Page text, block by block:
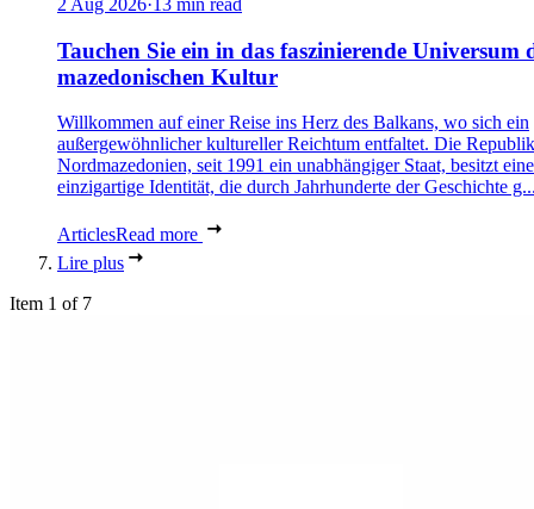
2 Aug 2026·13 min read
Tauchen Sie ein in das faszinierende Universum
mazedonischen Kultur
Willkommen auf einer Reise ins Herz des Balkans, wo sich ein
außergewöhnlicher kultureller Reichtum entfaltet. Die Republik
Nordmazedonien, seit 1991 ein unabhängiger Staat, besitzt eine
einzigartige Identität, die durch Jahrhunderte der Geschichte
ArticlesRead more
Lire plus
Item 1 of 7